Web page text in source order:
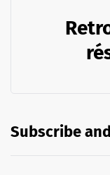
Subscribe